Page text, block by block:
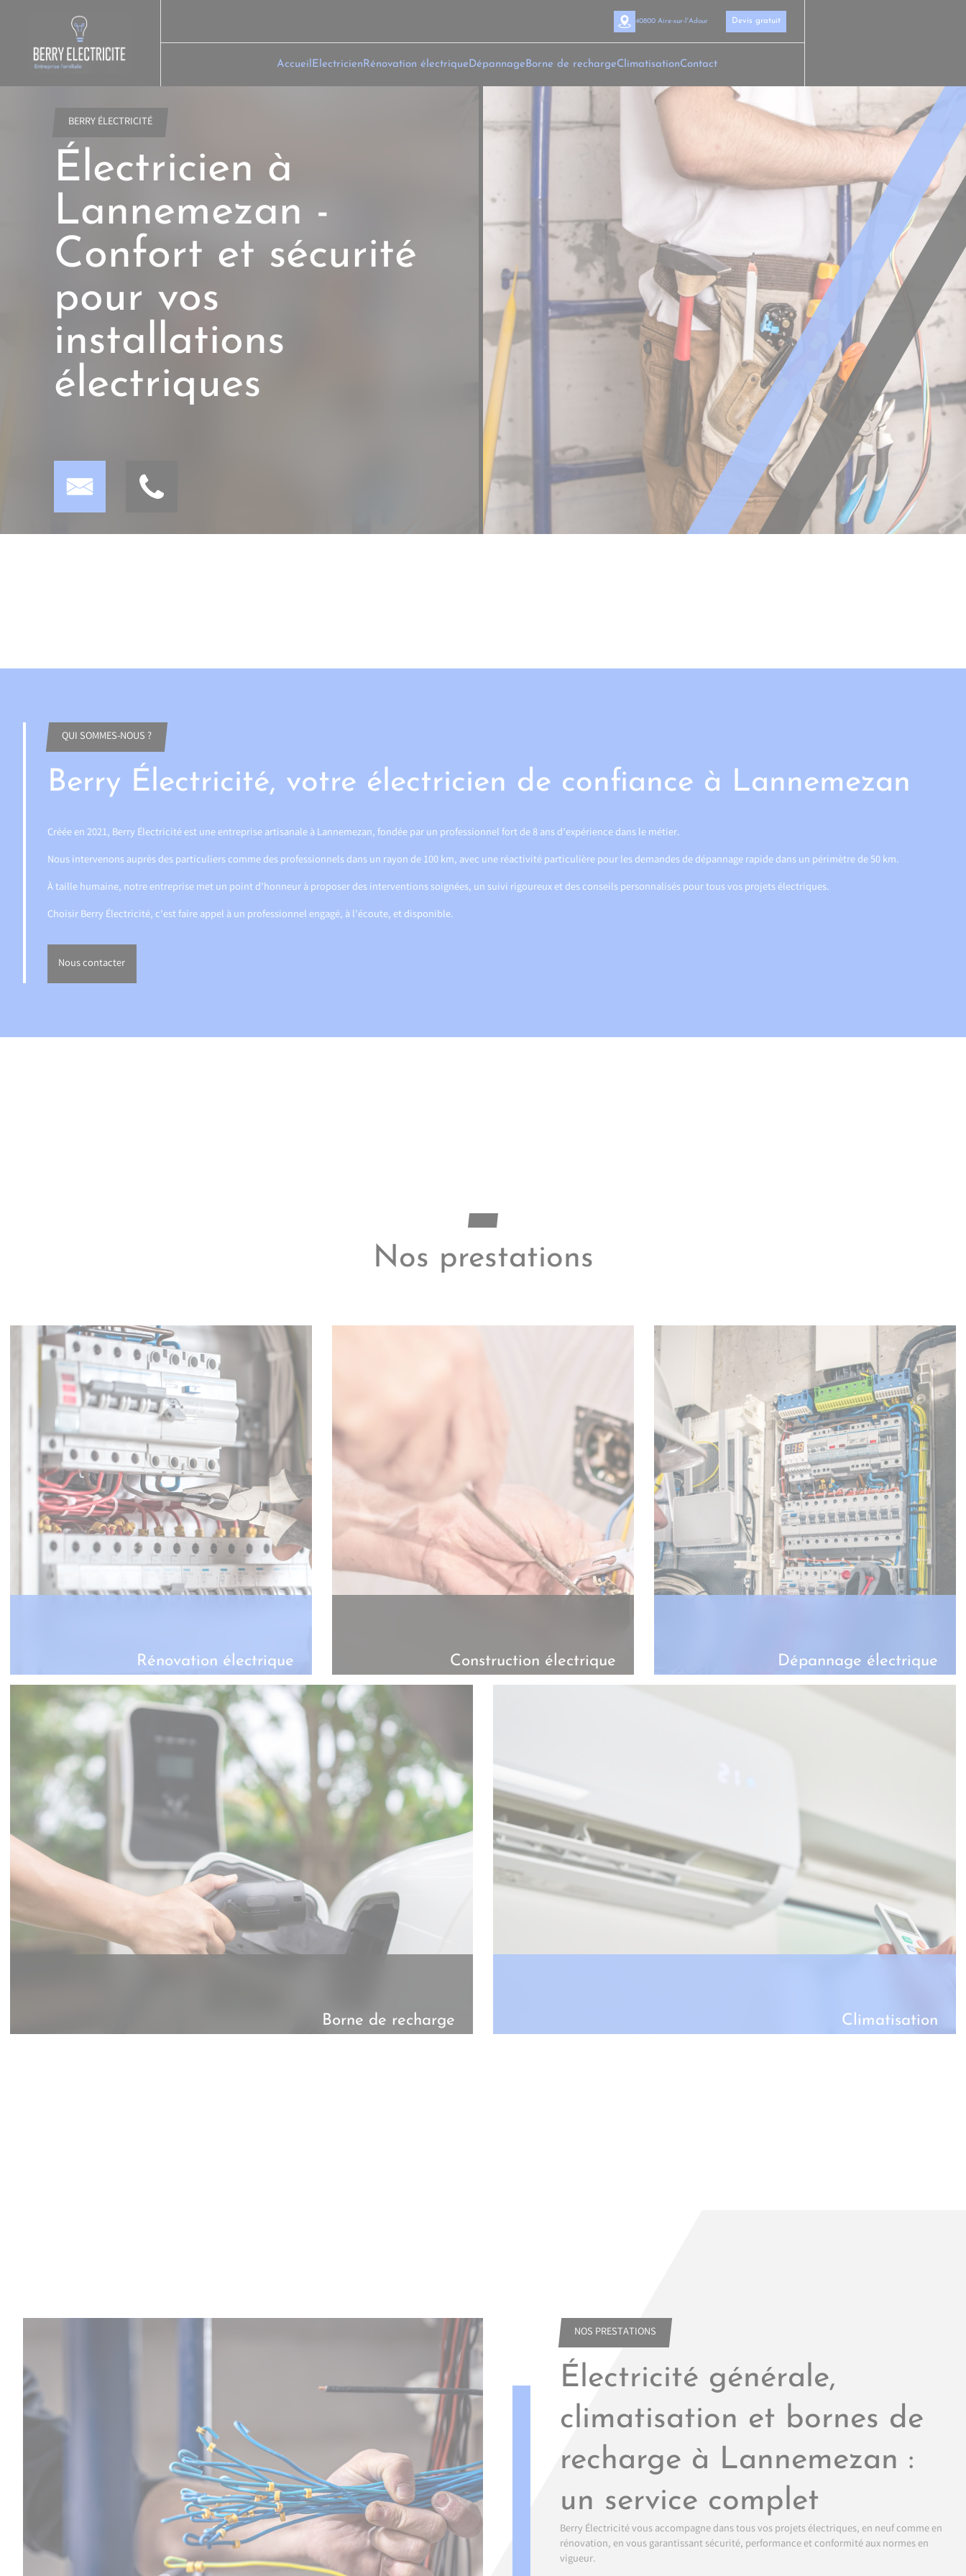
40800 Aire-sur-l'Adour Devis gratuit
AccueilElectricienRénovation électriqueDépannageBorne de rechargeClimatisationContact
BERRY ÉLECTRICITÉ
Électricien à
Lannemezan -
Confort et sécurité
pour vos
installations
électriques
QUI SOMMES-NOUS ?
Berry Électricité, votre électricien de confiance à Lannemezan
Créée en 2021, Berry Électricité est une entreprise artisanale à Lannemezan, fondée par un professionnel fort de 8 ans d’expérience dans le métier.
Nous intervenons auprès des particuliers comme des professionnels dans un rayon de 100 km, avec une réactivité particulière pour les demandes de dépannage rapide dans un périmètre de 50 km.
À taille humaine, notre entreprise met un point d’honneur à proposer des interventions soignées, un suivi rigoureux et des conseils personnalisés pour tous vos projets électriques.
Choisir Berry Électricité, c’est faire appel à un professionnel engagé, à l’écoute, et disponible.
Nous contacter
Nos prestations
Rénovation électrique Construction électrique Dépannage électrique
Borne de recharge Climatisation
NOS PRESTATIONS
Électricité générale,
climatisation et bornes de
recharge à Lannemezan :
un service complet
Berry Électricité vous accompagne dans tous vos projets électriques, en neuf comme en
rénovation, en vous garantissant sécurité, performance et conformité aux normes en
vigueur.